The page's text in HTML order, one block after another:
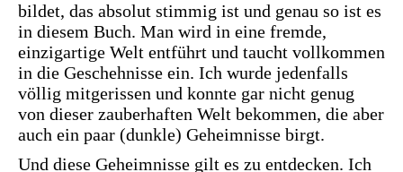
bildet, das absolut stimmig ist und genau so ist es
in diesem Buch. Man wird in eine fremde,
einzigartige Welt entführt und taucht vollkommen
in die Geschehnisse ein. Ich wurde jedenfalls
völlig mitgerissen und konnte gar nicht genug
von dieser zauberhaften Welt bekommen, die aber
auch ein paar (dunkle) Geheimnisse birgt.
Und diese Geheimnisse gilt es zu entdecken. Ich